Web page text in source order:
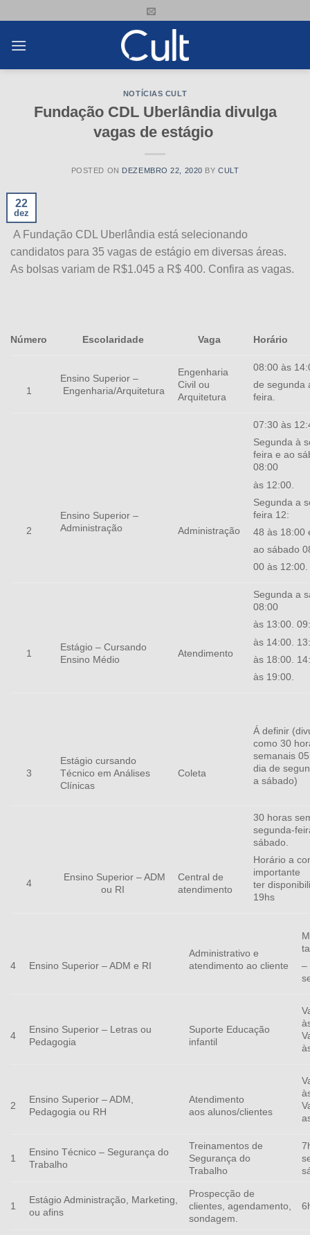
content
NOTÍCIAS CULT
Fundação CDL Uberlândia divulga
vagas de estágio
POSTED ON DEZEMBRO 22, 2020 BYCULT
22
dez
A Fundação CDL Uberlândia está selecionando
candidatos para 35 vagas de estágio em diversas áreas.
As bolsas variam de R$1.045 a R$ 400. Confira as vagas.
Número Escolaridade Vaga Horário
1
Ensino Superior –
Engenharia/Arquitetura
Engenharia
Civil ou
Arquitetura
08:00 às
de segunda
feira.
2
Ensino Superior –
Administração
Administração
07:30 às
Segunda à
feira e ao
08:00
às 12:00.
Segunda a
feira 12:
48 às 18:00
ao sábado
00 às 12:00.
1
Estágio – Cursando
Ensino Médio
Atendimento
Segunda a
08:00
às 13:00.
às 14:00.
às 18:00.
às 19:00.
3
Estágio cursando
Técnico em Análises
Clínicas
Coleta
Á definir
como 30
semanais
dia de
a sábado)
4
Ensino Superior – ADM
ou RI
Central de
atendimento
30 horas
segunda-
sábado.
Horário a
importante
ter
19hs
4 Ensino Superior – ADM e RI
Administrativo e
atendimento ao cliente
–
4
Ensino Superior – Letras ou
Pedagogia
Suporte Educação
infantil
2
Ensino Superior – ADM,
Pedagogia ou RH
Atendimento
aos alunos/clientes
1
Ensino Técnico – Segurança do
Trabalho
Treinamentos de
Segurança do
Trabalho
1
Estágio Administração, Marketing,
ou afins
Prospecção de
clientes,agendamento,
sondagem.